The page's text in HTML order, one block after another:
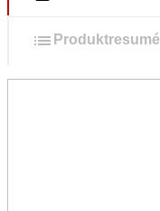
Produktresumé